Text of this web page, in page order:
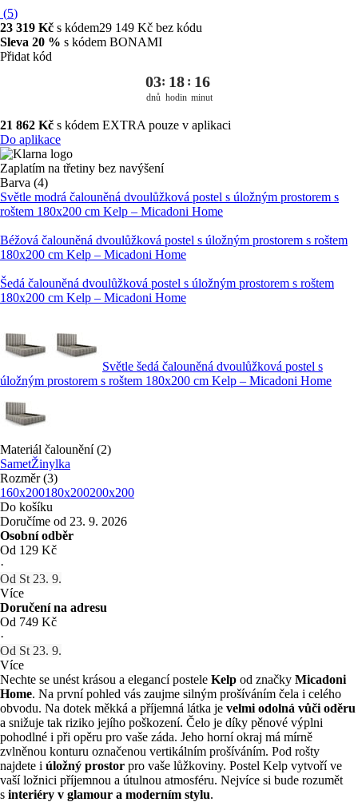
(5)
23 319 Kč s kódem29 149 Kč bez kódu
Sleva 20 % s kódem BONAMI
Přidat kód
03
dnů
: 18
hodin
: 16
minut
21 862 Kč s kódem EXTRA pouze v aplikaci
Do aplikace
Zaplatím na třetiny bez navýšení
Barva (4)
Světle modrá čalouněná dvoulůžková postel s úložným prostorem s
roštem 180x200 cm Kelp – Micadoni Home
Béžová čalouněná dvoulůžková postel s úložným prostorem s roštem
180x200 cm Kelp – Micadoni Home
Šedá čalouněná dvoulůžková postel s úložným prostorem s roštem
180x200 cm Kelp – Micadoni Home
Světle šedá čalouněná dvoulůžková postel s
úložným prostorem s roštem 180x200 cm Kelp – Micadoni Home
Materiál čalounění (2)
SametŽinylka
Rozměr (3)
160x200180x200200x200
Do košíku
Doručíme od 23. 9. 2026
Osobní odběr
Od 129 Kč
·
Od St 23. 9.
Více
Doručení na adresu
Od 749 Kč
·
Od St 23. 9.
Více
Nechte se unést krásou a elegancí postele Kelp od značky Micadoni
Home. Na první pohled vás zaujme silným prošíváním čela i celého
obvodu. Na dotek měkká a příjemná látka je velmi odolná vůči oděru
a snižuje tak riziko jejího poškození. Čelo je díky pěnové výplni
pohodlné i při opěru pro vaše záda. Jeho horní okraj má mírně
zvlněnou konturu označenou vertikálním prošíváním. Pod rošty
najdete i úložný prostor pro vaše lůžkoviny. Postel Kelp vytvoří ve
vaší ložnici příjemnou a útulnou atmosféru. Nejvíce si bude rozumět
s interiéry v glamour a moderním stylu.